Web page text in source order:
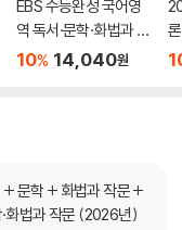
EBS 수능완성 국어영
역 독서·문학·화법과 작
문 (2026년)
10% 14,040원
(
+ 문학 + 화법과 작문 +
화법과 작문 (2026년)